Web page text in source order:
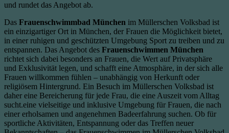
und rundet das Angebot ab.
Das Frauenschwimmbad München im Müllerschen Volksbad ist
ein einzigartiger Ort in München, der Frauen die Möglichkeit bietet,
in einer ruhigen und geschützten Umgebung Sport zu treiben und zu
entspannen. Das Angebot des Frauenschwimmen München
richtet sich dabei besonders an Frauen, die Wert auf Privatsphäre
und Exklusivität legen, und schafft eine Atmosphäre, in der sich alle
Frauen willkommen fühlen – unabhängig von Herkunft oder
religiösem Hintergrund. Ein Besuch im Müllerschen Volksbad ist
daher eine Bereicherung für jede Frau, die eine Auszeit vom Alltag
sucht.eine vielseitige und inklusive Umgebung für Frauen, die nach
einer erholsamen und angenehmen Badeerfahrung suchen. Ob für
sportliche Aktivitäten, Entspannung oder das Treffen neuer